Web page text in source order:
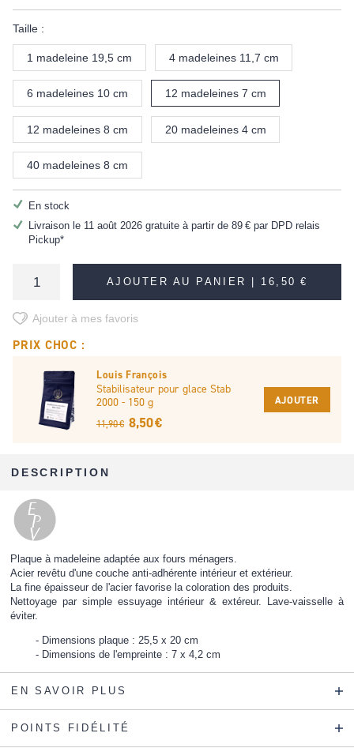
Taille :
1 madeleine 19,5 cm 4 madeleines 11,7 cm
6 madeleines 10 cm 12 madeleines 7 cm
12 madeleines 8 cm 20 madeleines 4 cm
40 madeleines 8 cm
En stock
Livraison le 11 août 2026 gratuite à partir de 89 €par DPD relais
Pickup*
AJOUTER AU PANIER | 16,50 €
Ajouter à mes favoris
PRIX CHOC :
Louis François
Stabilisateur pour glace Stab
2000 - 150 g
11,90 € 8,50 €
AJOUTER
DESCRIPTION
Plaque à madeleine adaptée aux fours ménagers.
Acier revêtu d'une couche anti-adhérente intérieur et extérieur.
La fine épaisseur de l'acier favorise la coloration des produits.
Nettoyage par simple essuyage intérieur & extéreur. Lave-vaisselle à
éviter.
Dimensions plaque : 25,5 x 20 cm
Dimensions de l'empreinte : 7 x 4,2 cm
EN SAVOIR PLUS
POINTS FIDÉLITÉ